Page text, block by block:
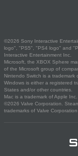
©2026 Sony Interactive
logo", "PS5", "PS4 logo" and
Interactive Entertainment Inc.
Microsoft, the XBOX Sphere
of the Microsoft group of
Nintendo Switch is a trademark
Windows is either a registered
States and/or other countries.
Mac is a trademark of Apple Inc.
©2026 Valve Corporation.
trademarks of Valve